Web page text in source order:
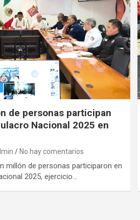
de personas participan
Nacional 2025 en
No hay comentarios
millón de personas participaron en
2025, ejercicio…